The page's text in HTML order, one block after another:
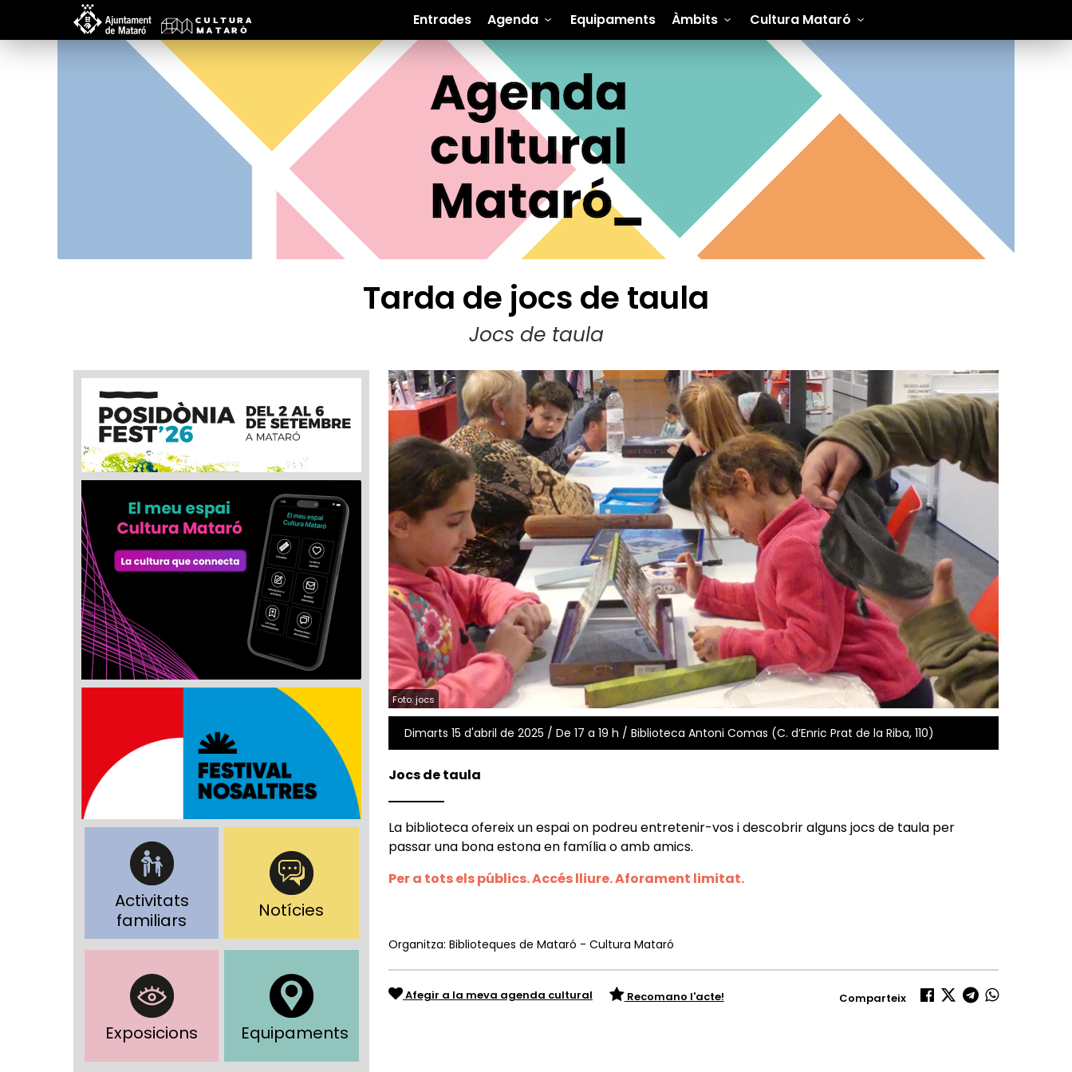
Entrades Agenda Equipaments Àmbits Cultura Mataró
Tarda de jocs de taula
Jocs de taula
Activitats
familiars
Notícies
Exposicions Equipaments
Foto: jocs
Dimarts 15 d'abril de 2025 / De 17 a 19 h / Biblioteca Antoni Comas (C. d’Enric Prat de la Riba, 110)
Jocs de taula
La biblioteca ofereix un espai on podreu entretenir-vos i descobrir alguns jocs de taula per
passar una bona estona en família o amb amics.
Per a tots els públics. Accés lliure. Aforament limitat.
Organitza: Biblioteques de Mataró - Cultura Mataró
Afegir a la meva agenda cultural Recomano l'acte! Comparteix